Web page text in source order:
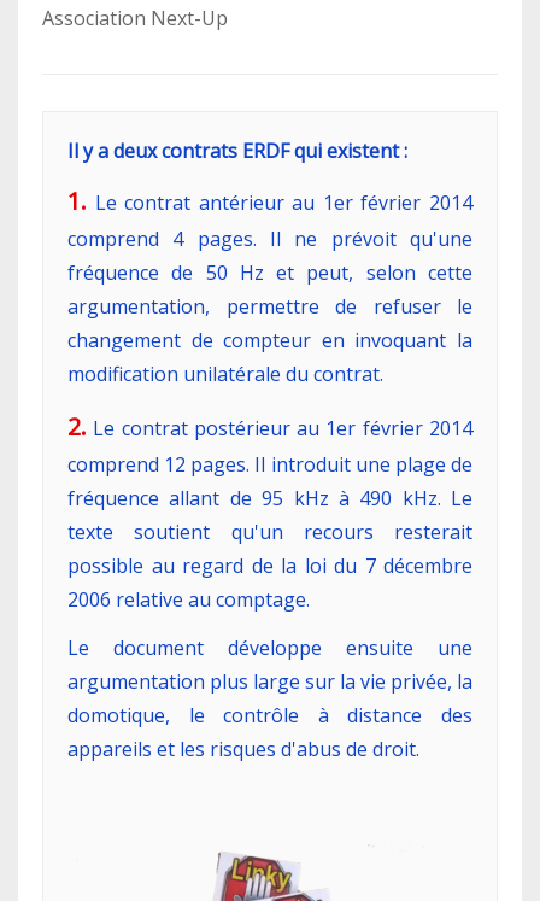
Association Next-Up
Il y a deux contrats ERDF qui existent :
1. Le contrat antérieur au 1er février 2014
comprend 4 pages. Il ne prévoit qu'une
fréquence de 50 Hz et peut, selon cette
argumentation, permettre de refuser le
changement de compteur en invoquant la
modification unilatérale du contrat.
2. Le contrat postérieur au 1er février 2014
comprend 12 pages. Il introduit une plage de
fréquence allant de 95 kHz à 490 kHz. Le
texte soutient qu'un recours resterait
possible au regard de la loi du 7 décembre
2006 relative au comptage.
Le document développe ensuite une
argumentation plus large sur la vie privée, la
domotique, le contrôle à distance des
appareils et les risques d'abus de droit.